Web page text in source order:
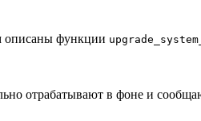
описаны функции
отрабатывают в фоне и